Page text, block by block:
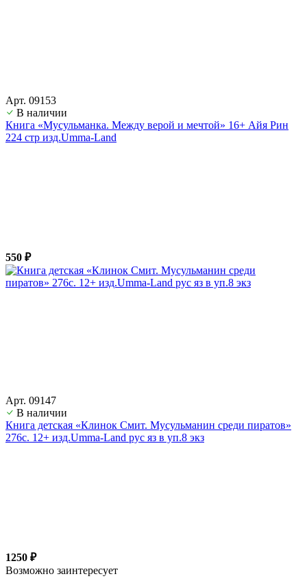
Арт. 09153
В наличии
Книга «Мусульманка. Между верой и мечтой» 16+ Айя Рин
224 стр изд.Umma-Land
550 ₽
Арт. 09147
В наличии
Книга детская «Клинок Смит. Мусульманин среди пиратов»
276с. 12+ изд.Umma-Land рус яз в уп.8 экз
1250 ₽
Возможно заинтересует